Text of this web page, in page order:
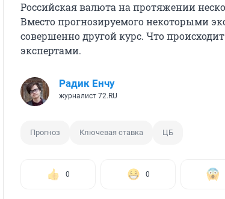
Российская валюта на протяжении
Вместо прогнозируемого некоторыми
совершенно другой курс. Что
экспертами.
Радик Енчу
журналист 72.RU
Прогноз Ключевая ставка ЦБ
0 0